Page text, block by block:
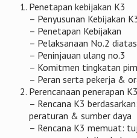
Penetapan kebijakan K3
– Penyusunan Kebijakan
– Penetapan Kebijakan
– Pelaksanaan No.2
– Peninjauan ulang no.3
– Komitmen tingkatan
– Peran serta pekerja &
Perencanaan penerapan K3
– Rencana K3
peraturan & sumber daya
– Rencana K3 memuat: